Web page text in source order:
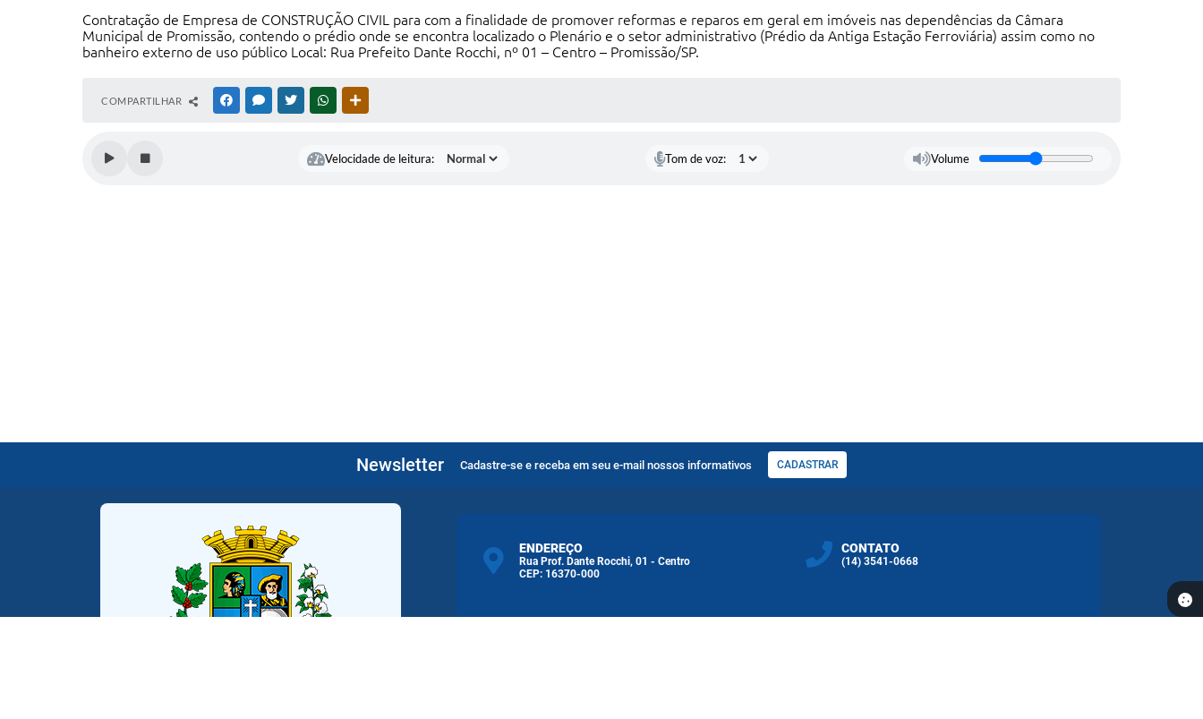
Contratação de Empresa de CONSTRUÇÃO CIVIL para com a finalidade de promover reformas e reparos em geral em imóveis nas dependências da Câmara
Municipal de Promissão, contendo o prédio onde se encontra localizado o Plenário e o setor administrativo (Prédio da Antiga Estação Ferroviária) assim como no
banheiro externo de uso público Local: Rua Prefeito Dante Rocchi, nº 01 – Centro – Promissão/SP.
COMPARTILHAR FACEBOOKMESSENGER
TWITTERWHATSAPP
Velocidade de leitura: Tom de voz: Volume
Newsletter Cadastre-se e receba em seu e-mail nossos informativos CADASTRAR
ENDEREÇO
Rua Prof. Dante Rocchi, 01 - Centro
CEP: 16370-000
CONTATO
(14) 3541-0668